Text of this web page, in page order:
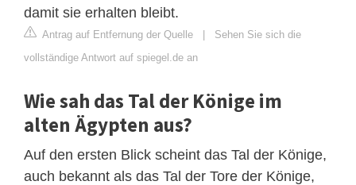
damit sie erhalten bleibt.
Antrag auf Entfernung der Quelle | Sehen Sie sich die
vollständige Antwort auf spiegel.de an
Wie sah das Tal der Könige im
alten Ägypten aus?
Auf den ersten Blick scheint das Tal der Könige,
auch bekannt als das Tal der Tore der Könige,